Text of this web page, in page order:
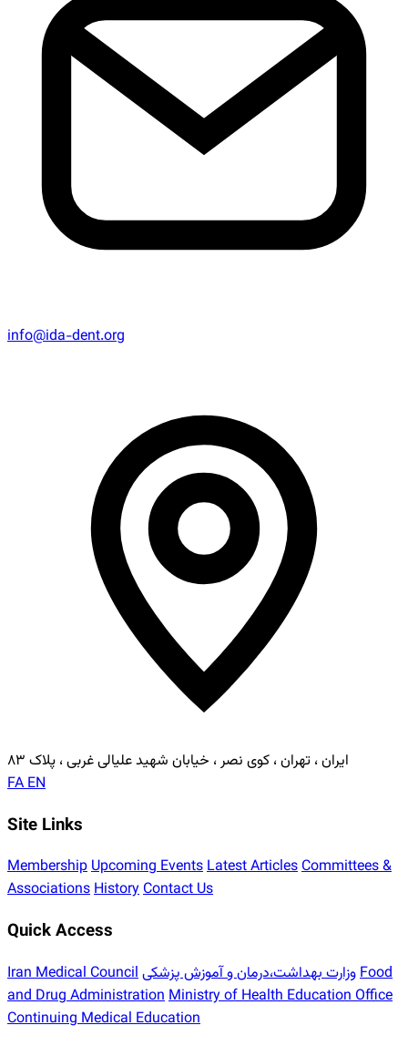
info@ida-dent.org
ایران ، تهران ، کوی نصر ، خیابان شهید علیالی غربی ، پلاک ۸۳
FAEN
Site Links
MembershipUpcoming EventsLatest ArticlesCommittees &
AssociationsHistoryContact Us
Quick Access
Iran Medical Councilوزارت بهداشت،درمان و آموزش پزشکیFood
and Drug AdministrationMinistry of Health Education Office
Continuing Medical Education